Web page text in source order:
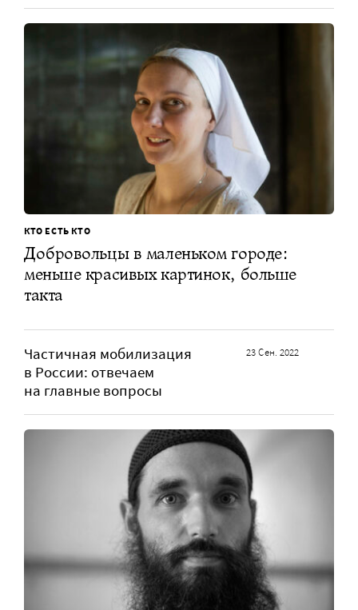
КТО ЕСТЬ КТО
Добровольцы в маленьком городе:
меньше красивых картинок, больше
такта
Частичная мобилизация
в России: отвечаем
на главные вопросы
23 Сен. 2022